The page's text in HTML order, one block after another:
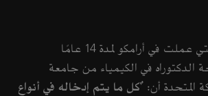
توضح د. مشارة التي عملت في أرامكو لمدة 14 عامًا
في الكيمياء من جامعة
المتحدة أن: "كل ما يتم إدخاله في أنواع